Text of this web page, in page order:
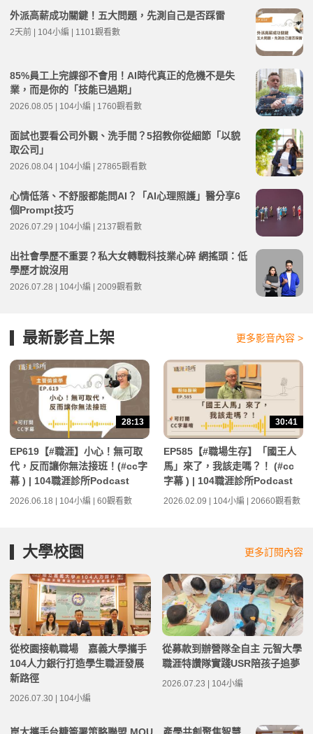
外派高薪成功關鍵！五大問題，先測自己是否踩雷
2天前 | 104小編 | 1101觀看數
85%員工上完課卻不會用！AI時代真正的危機不是失
業，而是你的「技能已過期」
2026.08.05 | 104小編 | 1760觀看數
面試也要看公司外觀、洗手間？5招教你從細節「以貌
取公司」
2026.08.04 | 104小編 | 27865觀看數
心情低落、不舒服都能問AI？「AI心理照護」醫分享6
個Prompt技巧
2026.07.29 | 104小編 | 2137觀看數
出社會學歷不重要？私大女轉戰科技業心碎 網搖頭：低
學歷才說沒用
2026.07.28 | 104小編 | 2009觀看數
最新影音上架 更多影音內容 >
28:13
EP619【#職涯】小心！無可取
代，反而讓你無法接班！(#cc字
幕 ) | 104職涯診所Podcast
2026.06.18 | 104小編 | 60觀看數
30:41
EP585【#職場生存】「國王人
馬」來了，我該走嗎？！ (#cc
字幕 ) | 104職涯診所Podcast
2026.02.09 | 104小編 | 20660觀看數
大學校園 更多訂閱內容
從校園接軌職場 嘉義大學攜手
104人力銀行打造學生職涯發展
新路徑
2026.07.30 | 104小編
從募款到辦營隊全自主 元智大學
職涯特讚隊實踐USR陪孩子追夢
2026.07.23 | 104小編